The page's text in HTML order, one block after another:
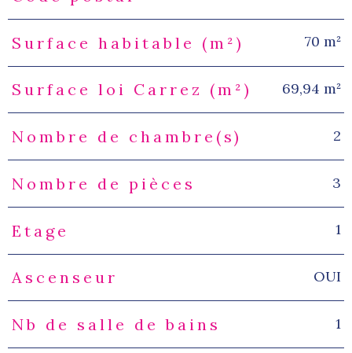
Surface habitable (m²) 70 m²
Surface loi Carrez (m²) 69,94 m²
Nombre de chambre(s) 2
Nombre de pièces 3
Etage 1
Ascenseur OUI
Nb de salle de bains 1